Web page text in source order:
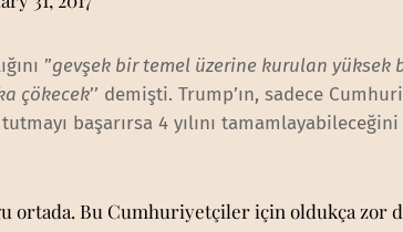
”gevşek bir temel üzerine kurulan yüksek
çökecek’’ demişti. Trump’ın, sadece
başarırsa 4 yılını
ortada. Bu Cumhuriyetçiler için oldukça zor